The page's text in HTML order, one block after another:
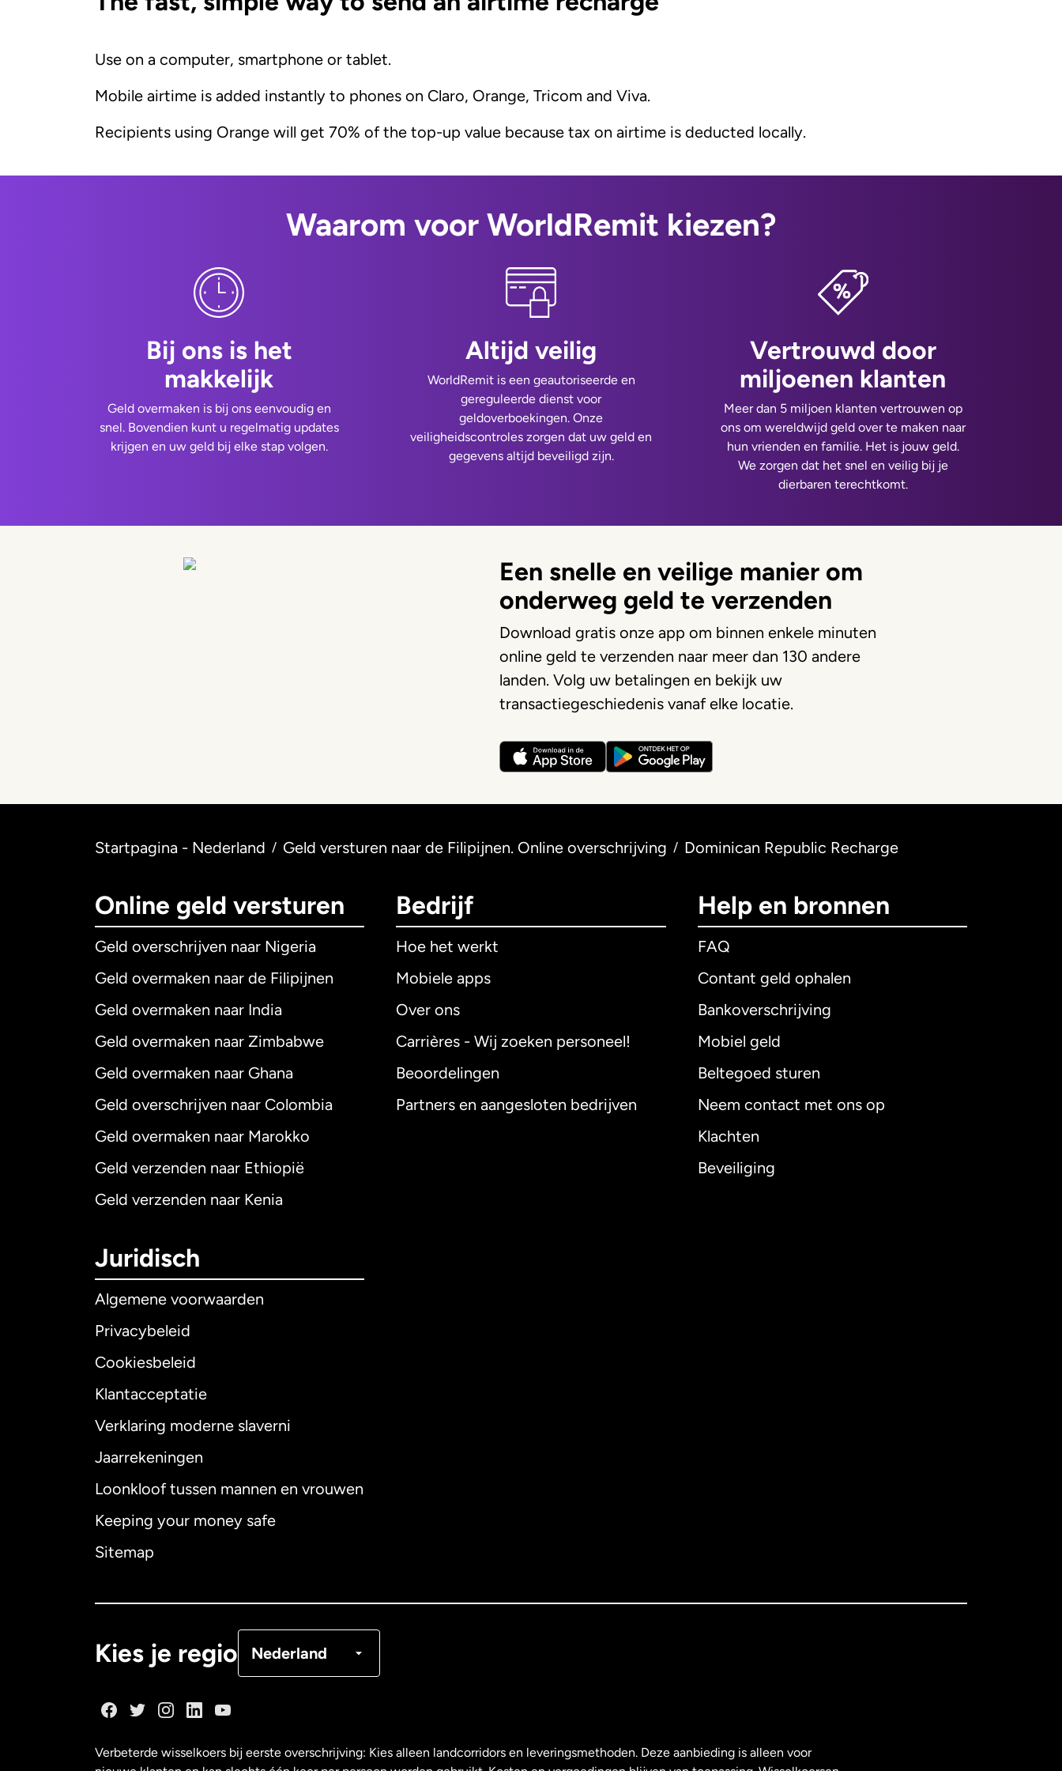
Use on a computer, smartphone or tablet.
Mobile airtime is added instantly to phones on Claro, Orange, Tricom and Viva.
Recipients using Orange will get 70% of the top-up value because tax on airtime is deducted locally.
Waarom voor WorldRemit kiezen?
Bij ons is het
makkelijk
Geld overmaken is bij ons eenvoudig en
snel. Bovendien kunt u regelmatig updates
krijgen en uw geld bij elke stap volgen.
Altijd veilig
WorldRemit is een geautoriseerde en
gereguleerde dienst voor
geldoverboekingen. Onze
veiligheidscontroles zorgen dat uw geld en
gegevens altijd beveiligd zijn.
Vertrouwd door
miljoenen klanten
Meer dan 5 miljoen klanten vertrouwen op
ons om wereldwijd geld over te maken naar
hun vrienden en familie. Het is jouw geld.
We zorgen dat het snel en veilig bij je
dierbaren terechtkomt.
Een snelle en veilige manier om
onderweg geld te verzenden
Download gratis onze app om binnen enkele minuten
online geld te verzenden naar meer dan 130 andere
landen. Volg uw betalingen en bekijk uw
transactiegeschiedenis vanaf elke locatie.
Startpagina - Nederland / Geld versturen naar de Filipijnen. Online overschrijving / Dominican Republic Recharge
Online geld versturen
Geld overschrijven naar Nigeria
Geld overmaken naar de Filipijnen
Geld overmaken naar India
Geld overmaken naar Zimbabwe
Geld overmaken naar Ghana
Geld overschrijven naar Colombia
Geld overmaken naar Marokko
Geld verzenden naar Ethiopië
Geld verzenden naar Kenia
Bedrijf
Hoe het werkt
Mobiele apps
Over ons
Carrières - Wij zoeken personeel!
Beoordelingen
Partners en aangesloten bedrijven
Help en bronnen
FAQ
Contant geld ophalen
Bankoverschrijving
Mobiel geld
Beltegoed sturen
Neem contact met ons op
Klachten
Beveiliging
Juridisch
Algemene voorwaarden
Privacybeleid
Cookiesbeleid
Klantacceptatie
Verklaring moderne slaverni
Jaarrekeningen
Loonkloof tussen mannen en vrouwen
Keeping your money safe
Sitemap
Kies je regio Nederland
Australië
Verbeterde wisselkoers bij eerste overschrijving: Kies alleen landcorridors en leveringsmethoden. Deze aanbieding is alleen voor